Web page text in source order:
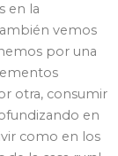
en la
vemos
por una
otra, consumir
en
como en los